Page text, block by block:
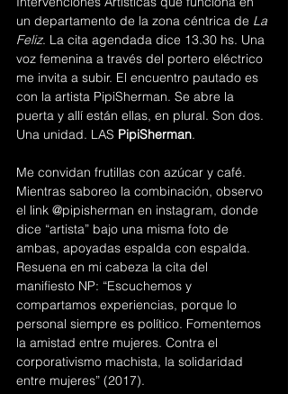
un departamento de la zona céntrica de La
Feliz. La cita agendada dice 13.30 hs. Una
voz femenina a través del portero eléctrico
me invita a subir. El encuentro pautado es
con la artista PipiSherman. Se abre la
puerta y allí están ellas, en plural. Son dos.
Una unidad. LAS PipiSherman.
Me convidan frutillas con azúcar y café.
Mientras saboreo la combinación, observo
el link @pipisherman en instagram, donde
dice “artista” bajo una misma foto de
ambas, apoyadas espalda con espalda.
Resuena en mi cabeza la cita del
manifiesto NP: “Escuchemos y
compartamos experiencias, porque lo
personal siempre es político. Fomentemos
la amistad entre mujeres. Contra el
corporativismo machista, la solidaridad
entre mujeres” (2017).